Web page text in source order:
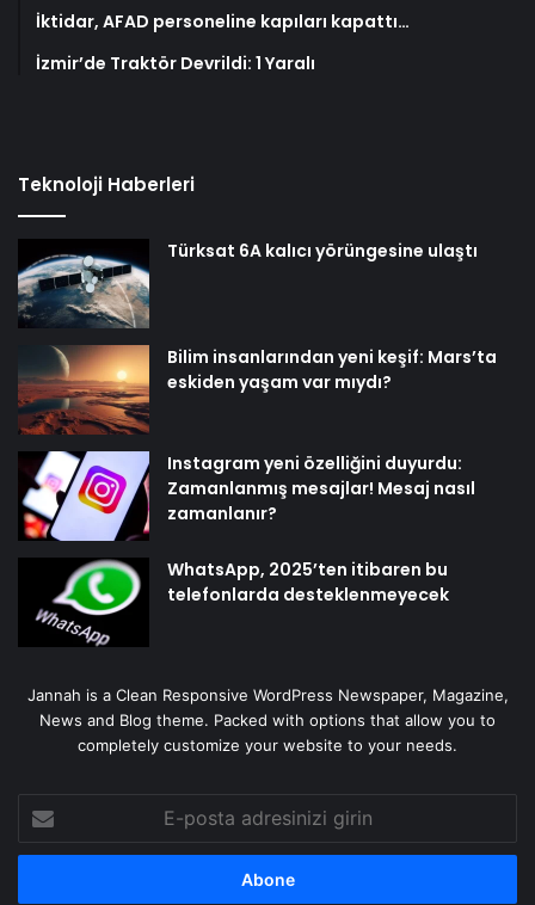
İktidar, AFAD personeline kapıları kapattı…
İzmir’de Traktör Devrildi: 1 Yaralı
Teknoloji Haberleri
Türksat 6A kalıcı yörüngesine ulaştı
Bilim insanlarından yeni keşif: Mars’ta
eskiden yaşam var mıydı?
Instagram yeni özelliğini duyurdu:
Zamanlanmış mesajlar! Mesaj nasıl
zamanlanır?
WhatsApp, 2025’ten itibaren bu
telefonlarda desteklenmeyecek
Jannah is a Clean Responsive WordPress Newspaper, Magazine,
News and Blog theme. Packed with options that allow you to
completely customize your website to your needs.
posta
adresinizi